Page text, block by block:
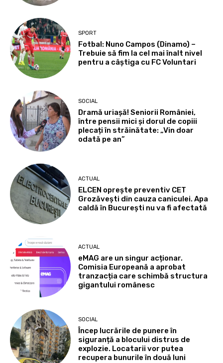
SPORT
Fotbal: Nuno Campos (Dinamo) –
Trebuie să fim la cel mai înalt nivel
pentru a câștiga cu FC Voluntari
SOCIAL
Dramă uriașă! Seniorii României,
între pensii mici și dorul de copiii
plecați în străinătate: „Vin doar
odată pe an”
ACTUAL
ELCEN oprește preventiv CET
Grozăvești din cauza caniculei. Apa
caldă în București nu va fi afectată
ACTUAL
eMAG are un singur acționar.
Comisia Europeană a aprobat
tranzacția care schimbă structura
gigantului românesc
SOCIAL
Încep lucrările de punere în
siguranță a blocului distrus de
explozie. Locatarii vor putea
recupera bunurile în două luni